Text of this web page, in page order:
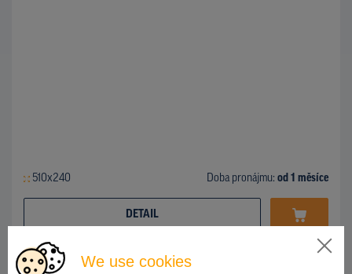
We use cookies
510x240 Doba pronájmu: od 1 měsíce
DETAIL